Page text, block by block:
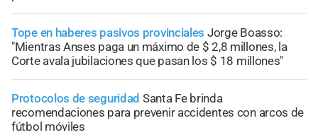
Tope en haberes pasivos provinciales Jorge Boasso:
"Mientras Anses paga un máximo de $ 2,8 millones, la
Corte avala jubilaciones que pasan los $ 18 millones"
Protocolos de seguridad Santa Fe brinda
recomendaciones para prevenir accidentes con arcos de
fútbol móviles